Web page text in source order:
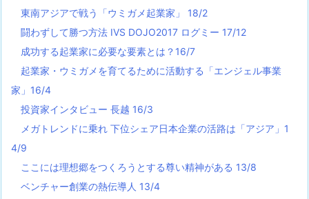
東南アジアで戦う「ウミガメ起業家」 18/2
闘わずして勝つ方法 IVS DOJO2017 ログミー 17/12
成功する起業家に必要な要素とは？16/7
起業家・ウミガメを育てるために活動する「エンジェル事業
家」16/4
投資家インタビュー 長越 16/3
メガトレンドに乗れ 下位シェア日本企業の活路は「アジア」1
4/9
ここには理想郷をつくろうとする尊い精神がある 13/8
ベンチャー創業の熱伝導人 13/4